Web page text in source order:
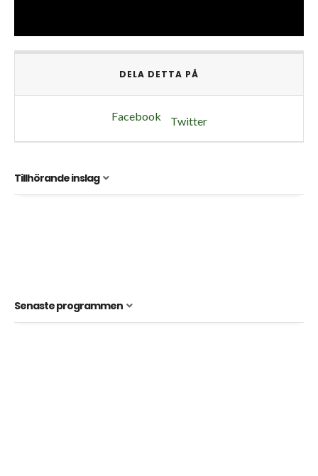
DELA DETTA PÅ
Facebook Twitter
Tillhörande inslag
Senaste programmen